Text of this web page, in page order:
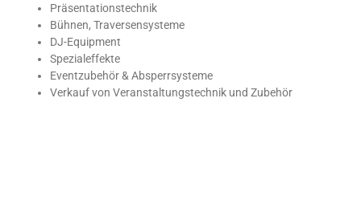
Präsentationstechnik
Bühnen, Traversensysteme
DJ-Equipment
Spezialeffekte
Eventzubehör & Absperrsysteme
Verkauf von Veranstaltungstechnik und Zubehör